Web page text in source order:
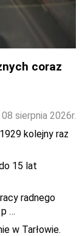
coraz
sierpnia 2026r.
kolejny raz
15 lat
radnego
…
w Tarłowie.